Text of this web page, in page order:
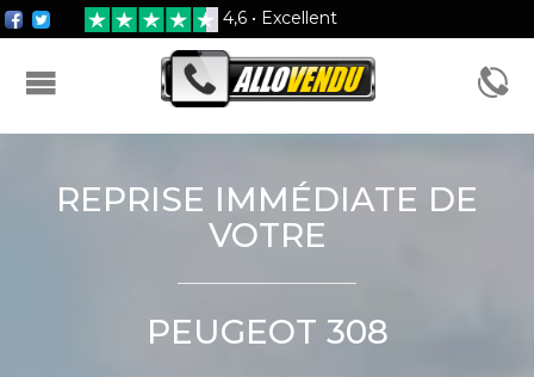
4,6 • Excellent
FORMULAIRE D'ESTIMATION
REPRISE IMMÉDIATE DE
VOTRE
PEUGEOT 308